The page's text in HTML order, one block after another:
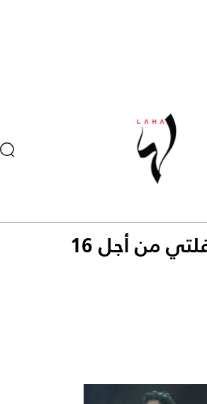
محمد منير: حفلتي من أجل 16